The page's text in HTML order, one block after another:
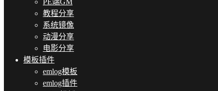
PE端GM
教程分享
系统镜像
动漫分享
电影分享
模板插件
emlog模板
emlog插件